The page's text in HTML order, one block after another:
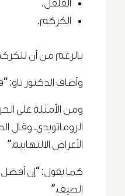
الفلفل.
الكركم.
بالرغم من أن
وأضاف الدكتور تاو:
ومن الأمثلة على
الروماتويدي. وقال
الأعراض الالتهابية.”
كما يقول: “إن أفضل
الصيف.”